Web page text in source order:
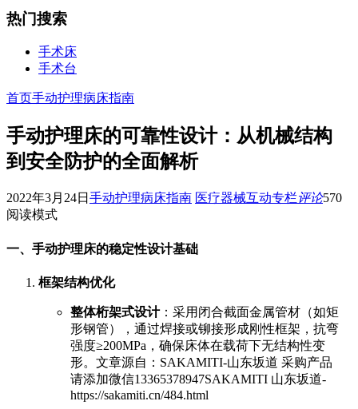
热门搜索
手术床
手术台
首页手动护理病床指南
手动护理床的可靠性设计：从机械结构
到安全防护的全面解析
2022年3月24日 手动护理病床指南 医疗器械互动专栏评论570
阅读模式
一、手动护理床的稳定性设计基础
框架结构优化
整体桁架式设计：采用闭合截面金属管材（如矩
形钢管），通过焊接或铆接形成刚性框架，抗弯
强度≥200MPa，确保床体在载荷下无结构性变
形。 文章源自：SAKAMITI-山东坂道 采购产品
请添加微信13365378947SAKAMITI 山东坂道-
https://sakamiti.cn/484.html